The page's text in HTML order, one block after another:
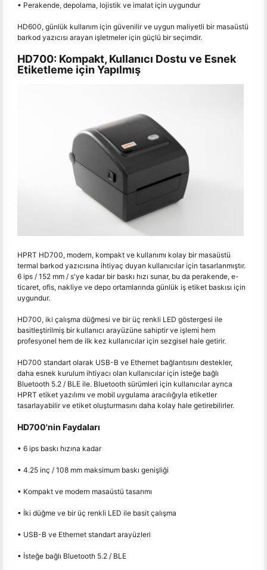
• Perakende, depolama, lojistik ve imalat için uygundur
HD600, günlük kullanım için güvenilir ve uygun maliyetli bir masaüstü
barkod yazıcısı arayan işletmeler için güçlü bir seçimdir.
HD700: Kompakt, Kullanıcı Dostu ve Esnek
Etiketleme için Yapılmış
HPRT HD700, modern, kompakt ve kullanımı kolay bir masaüstü
termal barkod yazıcısına ihtiyaç duyan kullanıcılar için tasarlanmıştır.
6 ips / 152 mm / s'ye kadar bir baskı hızı sunar, bu da perakende, e-
ticaret, ofis, nakliye ve depo ortamlarında günlük iş etiket baskısı için
uygundur.
HD700, iki çalışma düğmesi ve bir üç renkli LED göstergesi ile
basitleştirilmiş bir kullanıcı arayüzüne sahiptir ve işlemi hem
profesyonel hem de ilk kez kullanıcılar için sezgisel hale getirir.
HD700 standart olarak USB-B ve Ethernet bağlantısını destekler,
daha esnek kurulum ihtiyacı olan kullanıcılar için isteğe bağlı
Bluetooth 5.2 / BLE ile. Bluetooth sürümleri için kullanıcılar ayrıca
HPRT etiket yazılımı ve mobil uygulama aracılığıyla etiketler
tasarlayabilir ve etiket oluşturmasını daha kolay hale getirebilirler.
HD700'nin Faydaları
• 6 ips baskı hızına kadar
• 4.25 inç / 108 mm maksimum baskı genişliği
• Kompakt ve modern masaüstü tasarımı
• İki düğme ve bir üç renkli LED ile basit çalışma
• USB-B ve Ethernet standart arayüzleri
• İsteğe bağlı Bluetooth 5.2 / BLE